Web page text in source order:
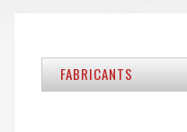
FABRICANTS